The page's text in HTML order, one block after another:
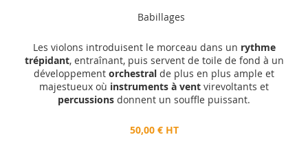
Babillages
Les violons introduisent le morceau dans un rythme
trépidant, entraînant, puis servent de toile de fond à un
développement orchestral de plus en plus ample et
majestueux où instruments à vent virevoltants et
percussions donnent un souffle puissant.
50,00 € HT